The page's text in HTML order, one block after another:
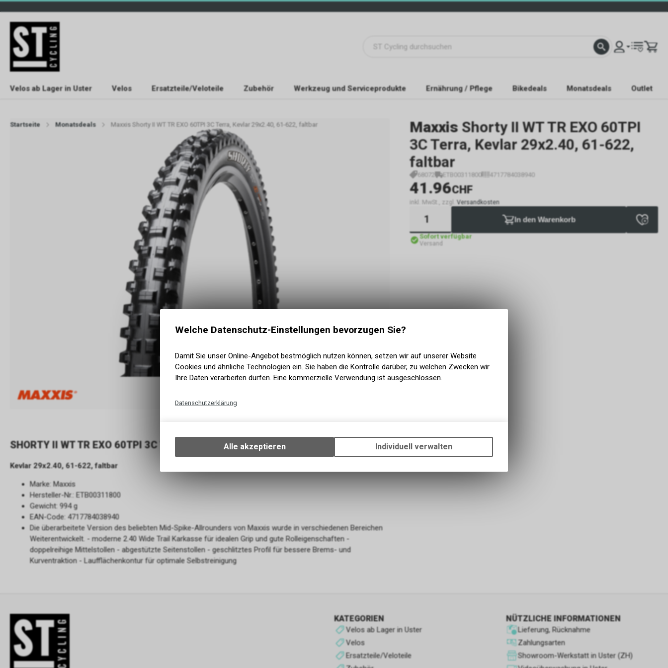
Velos ab Lager in Uster Velos Ersatzteile/Veloteile Zubehör Werkzeug und Serviceprodukte Ernährung / Pflege Bikedeals Monatsdeals Outlet
Startseite Monatsdeals Maxxis Shorty II WT TR EXO 60TPI 3C Terra, Kevlar 29x2.40, 61-622, faltbar Maxxis Shorty II WT TR EXO 60TPI
3C Terra, Kevlar 29x2.40, 61-622,
faltbar
68072 ETB00311800 4717784038940
41.96CHF
inkl. MwSt., zzgl. Versandkosten
In den Warenkorb
Sofort verfügbar
Versand
SHORTY II WT TR EXO 60TPI 3C TERRA
Kevlar 29x2.40, 61-622, faltbar
Marke: Maxxis
Hersteller-Nr.: ETB00311800
Gewicht: 994 g
EAN-Code: 4717784038940
Die überarbeitete Version des beliebten Mid-Spike-Allrounders von Maxxis wurde in verschiedenen Bereichen
Weiterentwickelt. - moderne 2.40 Wide Trail Karkasse für idealen Grip und gute Rolleigenschaften -
doppelreihige Mittelstollen - abgestützte Seitenstollen - geschlitztes Profil für bessere Brems- und
Kurventraktion - Laufflächenkontur für optimale Selbstreinigung
KATEGORIEN
Velos ab Lager in Uster
Velos
Ersatzteile/Veloteile
NÜTZLICHE INFORMATIONEN
Lieferung, Rücknahme
Zahlungsarten
Showroom-Werkstatt in Uster (ZH)
Welche Datenschutz-Einstellungen bevorzugen Sie?
Damit Sie unser Online-Angebot bestmöglich nutzen können, setzen wir auf unserer Website
Cookies und ähnliche Technologien ein. Sie haben die Kontrolle darüber, zu welchen Zwecken wir
Ihre Daten verarbeiten dürfen. Eine kommerzielle Verwendung ist ausgeschlossen.
Datenschutzerklärung
Ihrem Gerät, um die grundlegenden Funktionen unseres Online-Angebots, wie die
Verwendung des Warenkorbs, zu ermöglichen. Bitte beachten Sie, dass die
zulassen.
den ordnungsgemäßen Betrieb unbedingt erforderlich, daher ist es nicht
möglich, ihre Verwendung abzulehnen. Sie ermöglichen es dem Benutzer, durch
unsere Website zu navigieren und die verschiedenen Optionen oder Dienste zu
nutzen, die auf dieser vorhanden sind.
Informationen über die angezeigten Werbeflächen sammeln, ohne den Benutzer
zu identifizieren, oder personalisiert, wenn sie personenbezogene Daten des
Benutzers des Shops durch einen Dritten sammeln, um diese Werbeflächen zu
Alle akzeptieren Individuell verwalten